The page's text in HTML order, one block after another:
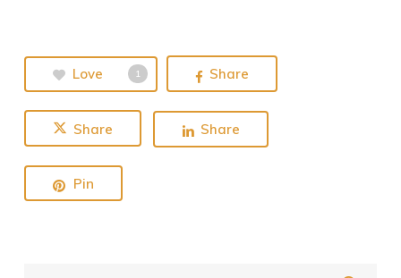
Love 1 Share
Share Share
Pin